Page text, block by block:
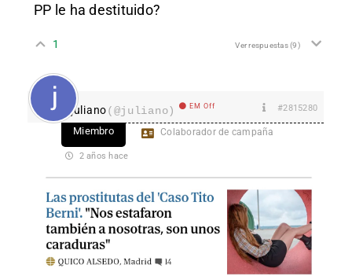
PP le ha destituido?
1 Ver respuestas(9)
juliano(@juliano) EM Off #2815280
Miembro Colaborador de campaña
2 años hace